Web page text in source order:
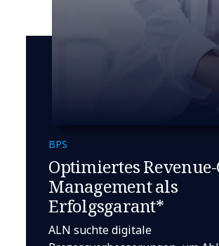
BPS
Optimiertes Revenue-
Management als
Erfolgsgarant*
ALN suchte digitale